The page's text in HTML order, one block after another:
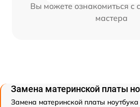
Вы можете ознакомиться с
мастера
Замена материнской платы
Замена материнской платы